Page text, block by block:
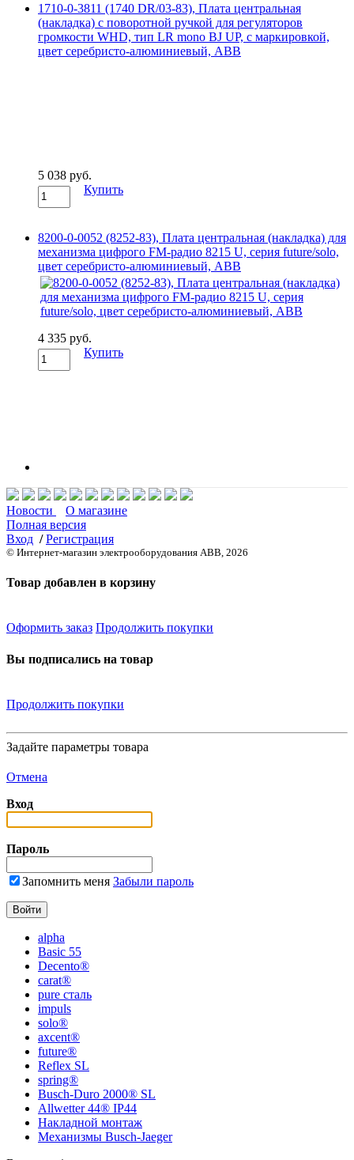
1710-0-3811 (1740 DR/03-83), Плата центральная
(накладка) с поворотной ручкой для регуляторов
громкости WHD, тип LR mono BJ UP, с маркировкой,
цвет серебристо-алюминиевый, ABB
5 038 руб.
Купить
8200-0-0052 (8252-83), Плата центральная (накладка) для
механизма цифрого FM-радио 8215 U, серия future/solo,
цвет серебристо-алюминиевый, ABB
4 335 руб.
Купить
Новости
О магазине
Полная версия
Вход / Регистрация
© Интернет-магазин электрооборудования ABB, 2026
Товар добавлен в корзину
Оформить заказ Продолжить покупки
Вы подписались на товар
Продолжить покупки
Задайте параметры товара
Отмена
Вход
Пароль
Запомнить меня Забыли пароль
alpha
Basic 55
Decento®
carat®
pure сталь
impuls
solo®
axcent®
future®
Reflex SL
spring®
Busch-Duro 2000® SL
Allwetter 44® IP44
Накладной монтаж
Механизмы Busch-Jaeger